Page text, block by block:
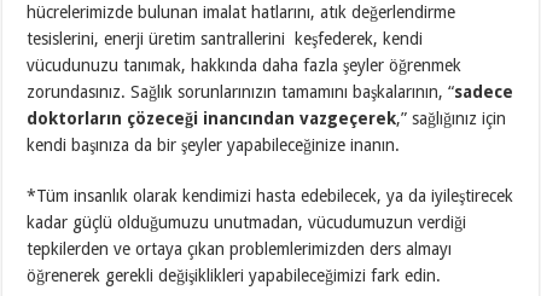
hücrelerimizde bulunan imalat hatlarını, atık değerlendirme
tesislerini, enerji üretim santrallerini keşfederek, kendi
vücudunuzu tanımak, hakkında daha fazla şeyler öğrenmek
zorundasınız. Sağlık sorunlarınızın tamamını başkalarının, “sadece
doktorların çözeceği inancından vazgeçerek,” sağlığınız için
kendi başınıza da bir şeyler yapabileceğinize inanın.
*Tüm insanlık olarak kendimizi hasta edebilecek, ya da iyileştirecek
kadar güçlü olduğumuzu unutmadan, vücudumuzun verdiği
tepkilerden ve ortaya çıkan problemlerimizden ders almayı
öğrenerek gerekli değişiklikleri yapabileceğimizi fark edin.